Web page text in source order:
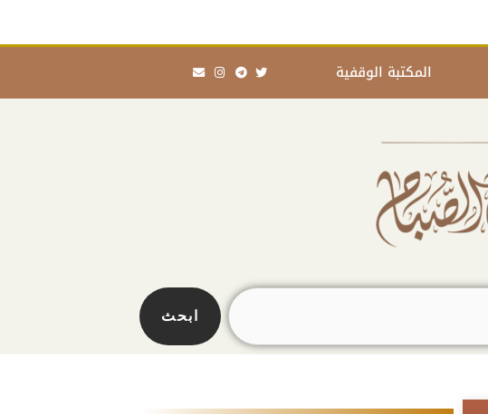
المكتبة الوقفية Twitter
Telegram
Instagram
Envelope
ابحث